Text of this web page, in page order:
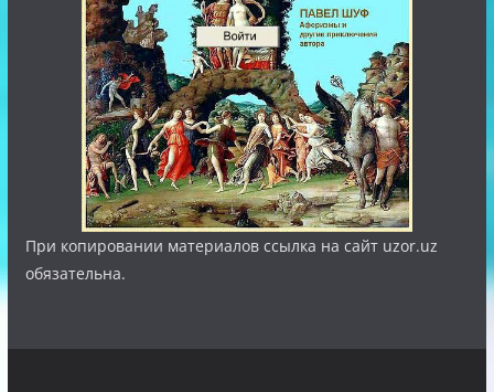
При копировании материалов ссылка на сайт uzor.uz
обязательна.